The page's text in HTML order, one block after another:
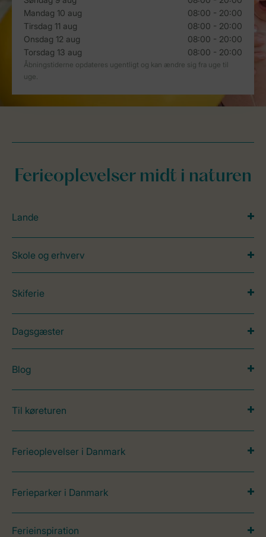
Ferieoplevelser midt i naturen
Lande
Skole og erhverv
Skiferie
Dagsgæster
Blog
Til køreturen
Ferieoplevelser i Danmark
Ferieparker i Danmark
Ferieinspiration